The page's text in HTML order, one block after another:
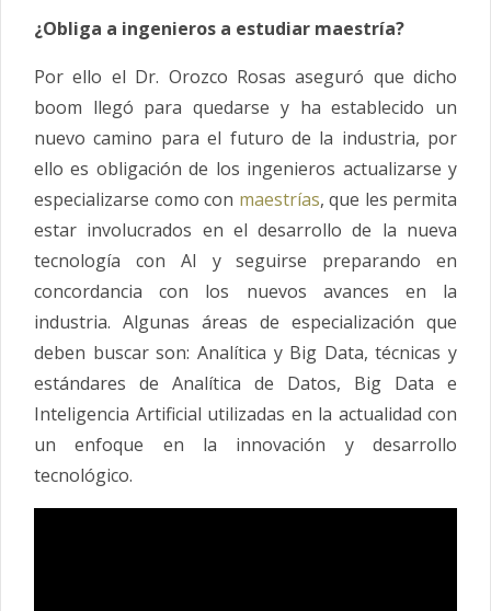
¿Obliga a ingenieros a estudiar maestría?
Por ello el Dr. Orozco Rosas aseguró que dicho
boom llegó para quedarse y ha establecido un
nuevo camino para el futuro de la industria, por
ello es obligación de los ingenieros actualizarse y
especializarse como con maestrías, que les permita
estar involucrados en el desarrollo de la nueva
tecnología con AI y seguirse preparando en
concordancia con los nuevos avances en la
industria. Algunas áreas de especialización que
deben buscar son: Analítica y Big Data, técnicas y
estándares de Analítica de Datos, Big Data e
Inteligencia Artificial utilizadas en la actualidad con
un enfoque en la innovación y desarrollo
tecnológico.